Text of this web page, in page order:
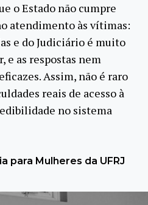
o Estado não cumpre
atendimento às vítimas:
e do Judiciário é muito
e as respostas nem
Assim, não é raro
reais de acesso à
no sistema
para Mulheres da UFRJ